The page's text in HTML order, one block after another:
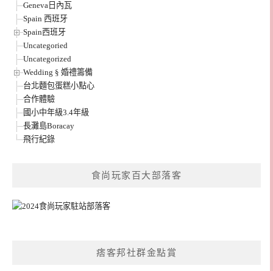
Geneva日內瓦
Spain 西班牙
Spain西班牙
Uncategoried
Uncategorized
Wedding § 婚禮籌備
台北麵包蛋糕小點心
合作體驗
國小中年級3.4年級
長灘島Boracay
飛行紀錄
食尚玩家百大部落客
痞客邦社群金點賞